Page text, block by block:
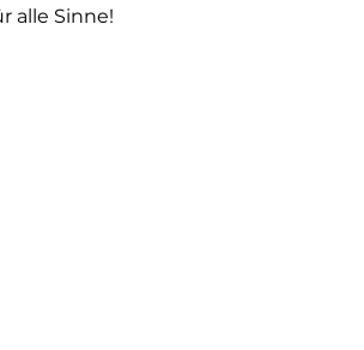
alle Sinne!